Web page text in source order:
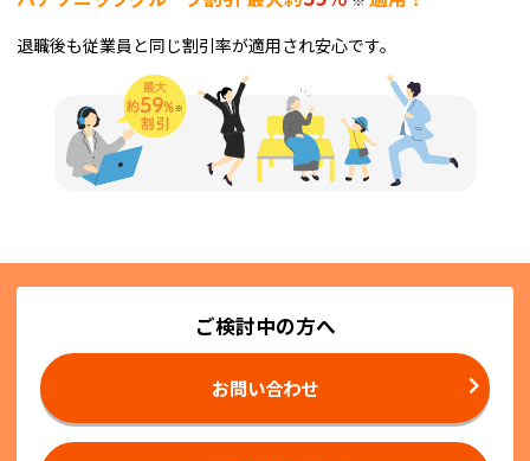
退職後も従業員と同じ割引率が適用され安心です。
ご検討中の方へ
お問い合わせ